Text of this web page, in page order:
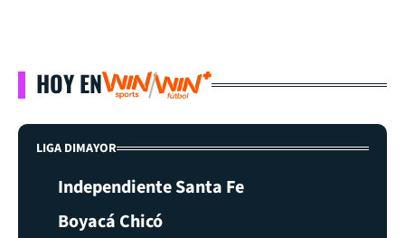
HOY EN
LIGA DIMAYOR
Independiente Santa Fe
Boyacá Chicó